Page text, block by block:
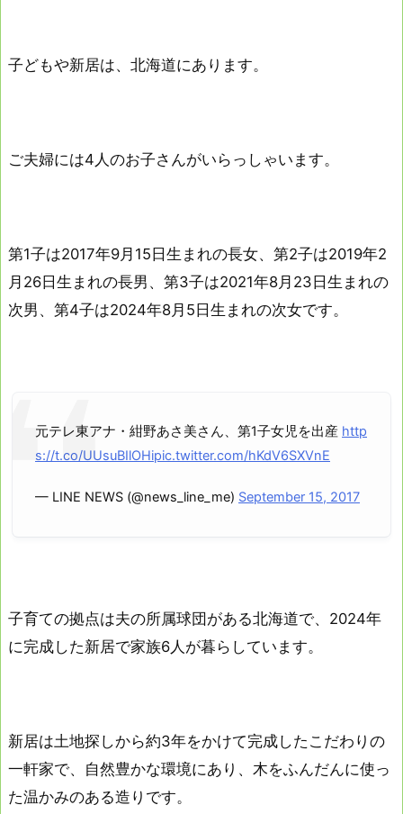
子どもや新居は、北海道にあります。
ご夫婦には4人のお子さんがいらっしゃいます。
第1子は2017年9月15日生まれの長女、第2子は2019年2
月26日生まれの長男、第3子は2021年8月23日生まれの
次男、第4子は2024年8月5日生まれの次女です。
元テレ東アナ・紺野あさ美さん、第1子女児を出産 http
s://t.co/UUsuBIlOHipic.twitter.com/hKdV6SXVnE
— LINE NEWS (@news_line_me) September 15, 2017
子育ての拠点は夫の所属球団がある北海道で、2024年
に完成した新居で家族6人が暮らしています。
新居は土地探しから約3年をかけて完成したこだわりの
一軒家で、自然豊かな環境にあり、木をふんだんに使っ
た温かみのある造りです。